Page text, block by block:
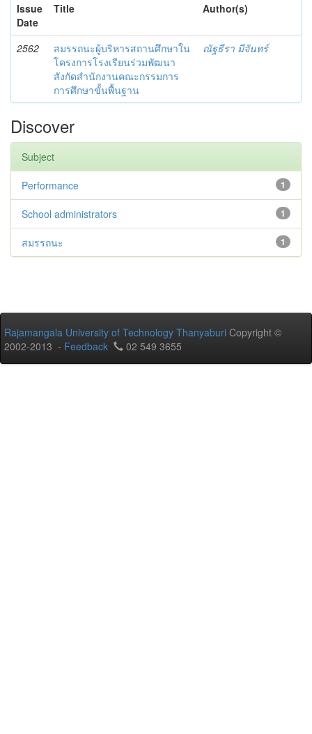
Issue
Date
Title Author(s)
2562
สมรรถนะผู้บริหารสถานศึกษาใน
โครงการโรงเรียนร่วมพัฒนา
สังกัดสำนักงานคณะกรรมการ
การศึกษาขั้นพื้นฐาน
ณัฐธีรา มีจันทร์
Discover
Subject
1
Performance
1
School administrators
1
สมรรถนะ
Rajamangala University of Technology Thanyaburi Copyright ©
2002-2013 - Feedback 02 549 3655